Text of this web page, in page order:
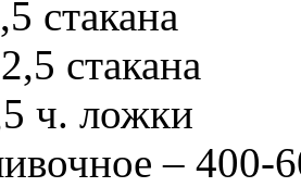
стакана
стакана
ч. ложки
– 400-